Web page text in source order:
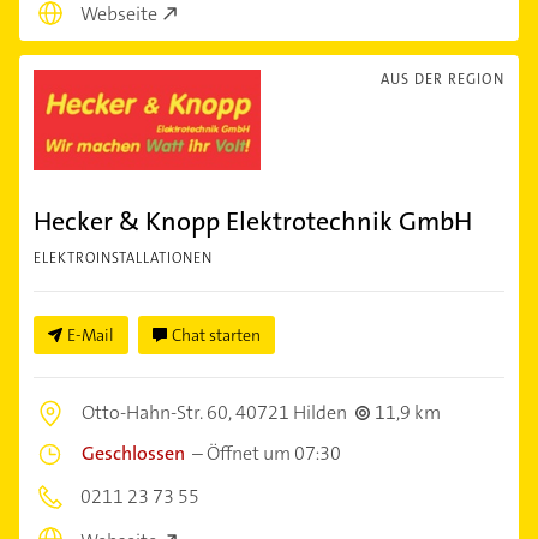
Webseite
AUS DER REGION
Hecker & Knopp Elektrotechnik GmbH
ELEKTROINSTALLATIONEN
E-Mail Chat starten
Otto-Hahn-Str. 60,40721 Hilden
11,9 km
Geschlossen –Öffnet um 07:30
0211 23 73 55